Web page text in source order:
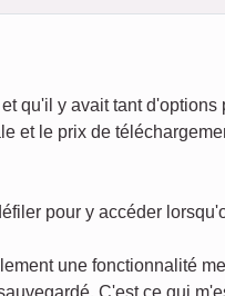
qu'il y avait tant
et le prix de
pour y accéder
une fonctionnalité